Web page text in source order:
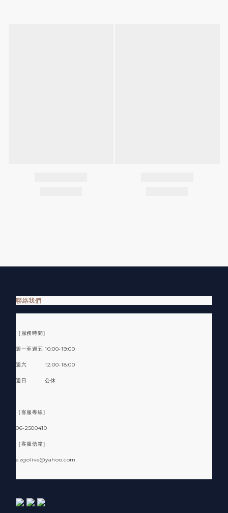
聯絡我們
［服務時間］
週一至週五 10:00-19:00
週六 12:00-18:00
週日 公休
［客服專線］
06-2500410
［客服信箱］
ezgolive@yahoo.com